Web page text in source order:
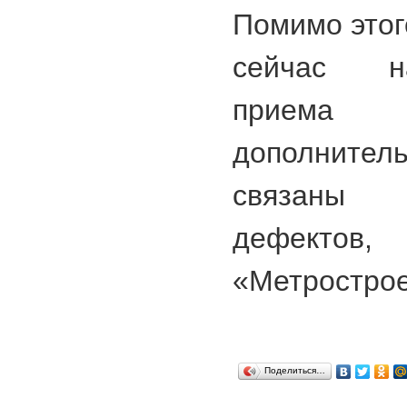
Помимо
сейчас
связаны
Поделиться…